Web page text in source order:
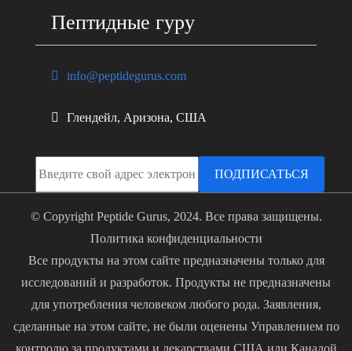
Пептидные гуру
info@peptidegurus.com
Глендейл, Аризона, США
ПОДПИСАТЬСЯ
© Copyright Peptide Gurus, 2024. Все права защищены.
Политика конфиденциальности
Все продукты на этом сайте предназначены только для
исследований и разработок. Продукты не предназначены
для употребления человеком любого рода. Заявления,
сделанные на этом сайте, не были оценены Управлением по